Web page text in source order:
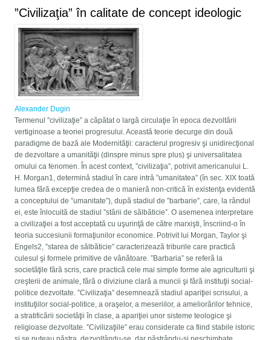
”Civilizaţia” în calitate de concept ideologic
Alexander Dugin
Termenul ”civilizaţie” a căpătat o largă circulaţie în epoca dezvoltării
vertiginoase a teoriei progresului. Această teorie decurge din două
paradigme de bază ale Modernităţii: caracterul progresiv şi unidirecţional
de dezvoltare a umanităţii (dinspre minus spre plus) şi universalitatea
omului ca fenomen. În acest context, ”civilizaţia”, potrivit americanului L.
H. Morgan1, determină stadiul în care intră ”umanitatea” (în sec. XIX toată
lumea fără excepţie credea de o manieră non-critică în existenţa evidentă
a conceptului de ”umanitate”), după stadiul de ”barbarie”, care, la rândul
ei, este înlocuită de stadiul ”stării de sălbăticie”. O asemenea interpretare
a civilizaţiei a fost acceptată cu uşurinţă de către marxişti, înscriind-o în
teoria succesiunii formaţiunilor economice. Potrivit lui Morgan, Taylor şi
Engels2, ”starea de sălbăticie” caracterizează triburile care practică
culesul şi formele primitive de vânătoare. ”Barbaria” se referă la
societăţile fără scris, care practică cele mai simple forme ale agriculturii şi
creşterii de animale, fără o diviziune clară a muncii şi fără instituţii social-
politice dezvoltate. ”Civilizaţia” desemnează stadiul apariţiei scrisului, a
instituţiilor social-politice, a oraşelor, a meseriilor, a ameliorărilor tehnice,
a stratificării societăţii în clase, a apariţiei unor sisteme teologice şi
religioase dezvoltate. ”Civilizaţiile” erau considerate ca fiind stabile istoric